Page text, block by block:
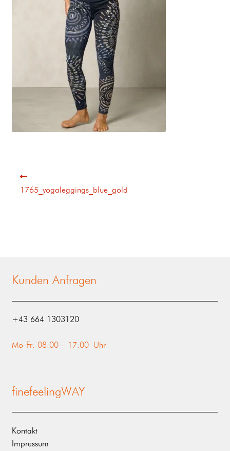
1765_yogaleggings_blue_gold
Kunden Anfragen
‭+43 664 1303120‬
Mo-Fr: 08:00 – 17:00 Uhr
finefeelingWAY
Kontakt
Impressum